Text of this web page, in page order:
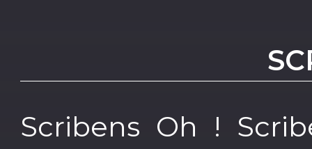
Scribens Oh !